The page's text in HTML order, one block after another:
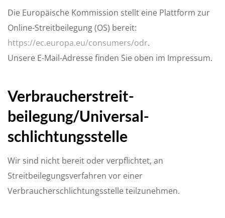
Die Europäische Kommission stellt eine Plattform zur
Online-Streitbeilegung (OS) bereit:
https://ec.europa.eu/consumers/odr.
Unsere E-Mail-Adresse finden Sie oben im Impressum.
Verbraucher­streit­
beilegung/Universal­
schlichtungs­stelle
Wir sind nicht bereit oder verpflichtet, an
Streitbeilegungsverfahren vor einer
Verbraucherschlichtungsstelle teilzunehmen.